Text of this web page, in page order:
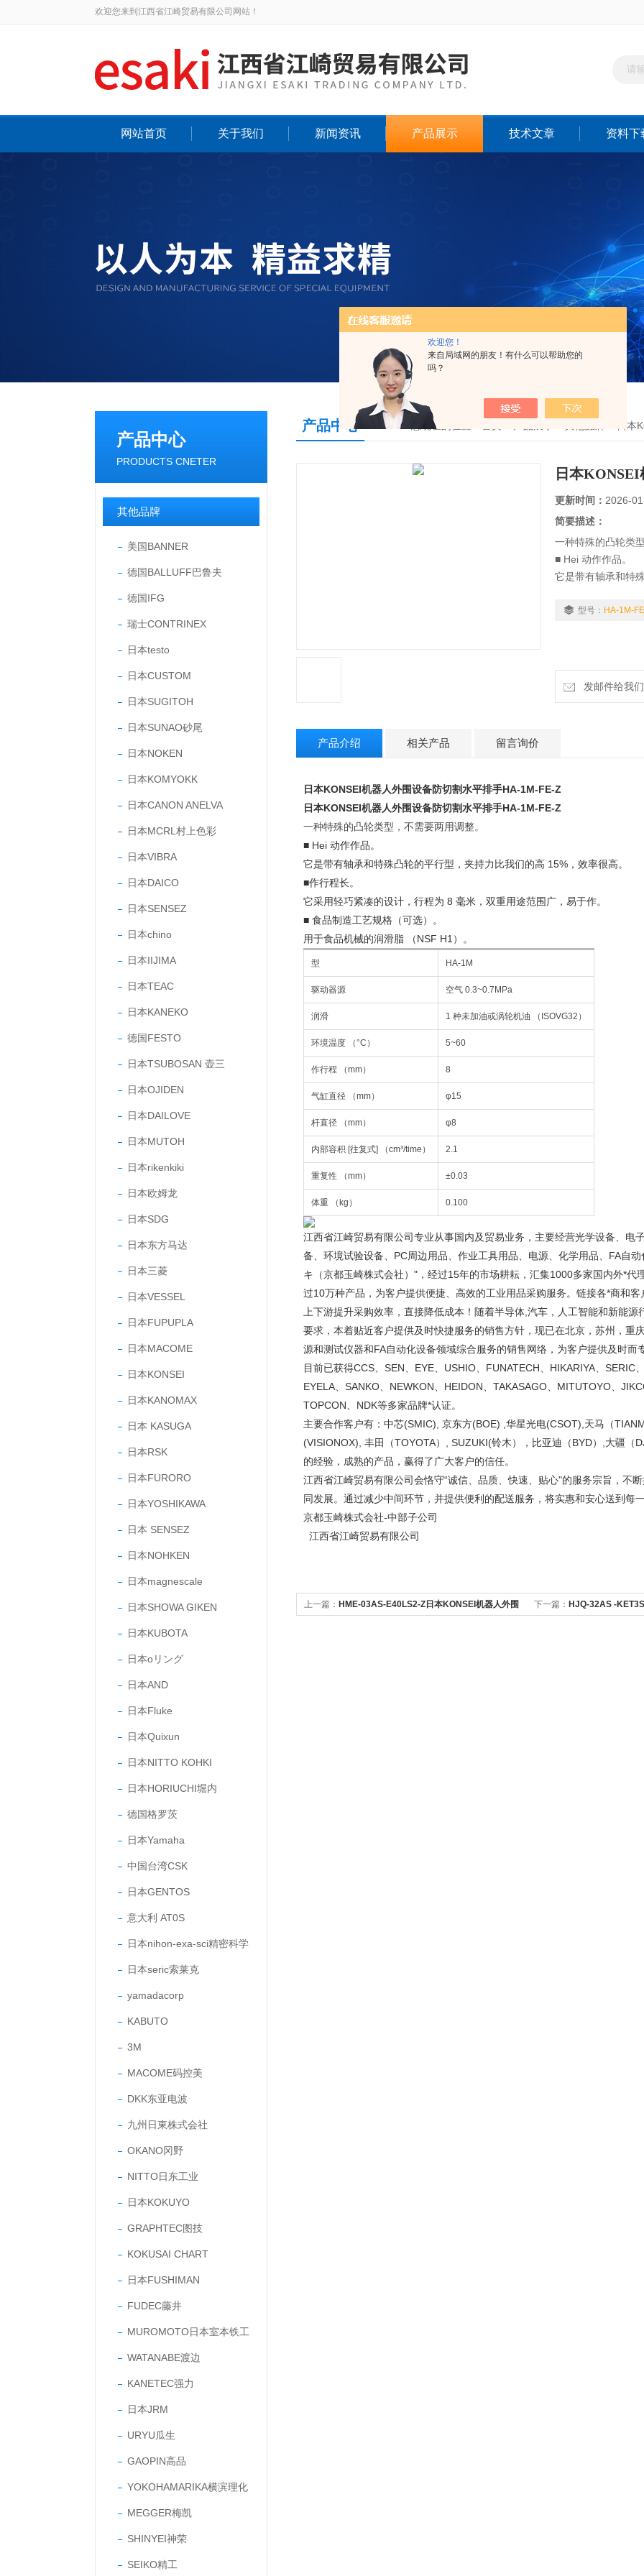
欢迎您！
来自局域网的朋友！有什么可以帮助您的
吗？
欢迎您来到江西省江崎贸易有限公司网站！
网站首页 关于我们 新闻资讯 产品展示 技术文章 资料下
产品中心
PRODUCTS CNETER
其他品牌
美国BANNER
德国BALLUFF巴鲁夫
德国IFG
瑞士CONTRINEX
日本testo
日本CUSTOM
日本SUGITOH
日本SUNAO砂尾
日本NOKEN
日本KOMYOKK
日本CANON ANELVA
日本MCRL村上色彩
日本VIBRA
日本DAICO
日本SENSEZ
日本chino
日本IIJIMA
日本TEAC
日本KANEKO
德国FESTO
日本TSUBOSAN 壶三
日本OJIDEN
日本DAILOVE
日本MUTOH
日本rikenkiki
日本欧姆龙
日本SDG
日本东方马达
日本三菱
日本VESSEL
日本FUPUPLA
日本MACOME
日本KONSEI
日本KANOMAX
日本 KASUGA
日本RSK
日本FURORO
日本YOSHIKAWA
日本 SENSEZ
日本NOHKEN
日本magnescale
日本SHOWA GIKEN
日本KUBOTA
日本oリング
日本AND
日本Fluke
日本Quixun
日本NITTO KOHKI
日本HORIUCHI堀内
德国格罗茨
日本Yamaha
中国台湾CSK
日本GENTOS
意大利 AT0S
日本nihon-exa-sci精密科学
日本seric索莱克
yamadacorp
KABUTO
3M
MACOME码控美
DKK东亚电波
九州日東株式会社
OKANO冈野
NITTO日东工业
日本KOKUYO
GRAPHTEC图技
KOKUSAI CHART
日本FUSHIMAN
FUDEC藤井
MUROMOTO日本室本铁工
WATANABE渡边
KANETEC强力
日本JRM
URYU瓜生
GAOPIN高品
YOKOHAMARIKA横滨理化
MEGGER梅凯
SHINYEI神荣
SEIKO精工
产品中心 您现在的位置： 日本
日本
更新时间： 2026-
简要描述：
一种特殊的凸轮类
■ Hei 动作作品。
它是带有轴承和特
日本KONSEI机器
型号： HA-1M-
发邮件给我
产品介绍 相关产品 留言询价
日本KONSEI机器人外围设备防切割水平排手HA-1M-FE-Z
日本KONSEI机器人外围设备防切割水平排手HA-1M-FE-Z
一种特殊的凸轮类型，不需要两用调整。
■ Hei 动作作品。
它是带有轴承和特殊凸轮的平行型，夹持力比我们的高 15%，效率很高。
■作行程长。
它采用轻巧紧凑的设计，行程为 8 毫米，双重用途范围广，易于作。
■ 食品制造工艺规格（可选）。
用于食品机械的润滑脂 （NSF H1）。
型 HA-1M
驱动器源 空气 0.3~0.7MPa
润滑 1 种未加油或涡轮机油 （ISOVG32）
环境温度 （°C） 5~60
作行程 （mm） 8
气缸直径 （mm） φ15
杆直径 （mm） φ8
内部容积 [往复式] （cm³/time） 2.1
重复性 （mm） ±0.03
体重 （kg） 0.100
江西省江崎贸易有限公司专业从事国内及贸易业务，主要经营光学设备、电
备、环境试验设备、PC周边用品、作业工具用品、电源、化学用品、FA自
キ（京都玉崎株式会社）"，经过15年的市场耕耘，汇集1000多家国内外*代
过10万种产品，为客户提供便捷、高效的工业用品采购服务。链接各*商和
上下游提升采购效率，直接降低成本！随着半导体,汽车，人工智能和新能
要求，本着贴近客户提供及时快捷服务的销售方针，现已在北京，苏州，重
源和测试仪器和FA自动化设备领域综合服务的销售网络，为客户提供及时而
目前已获得CCS、SEN、EYE、USHIO、FUNATECH、HIKARIYA、SERIC
EYELA、SANKO、NEWKON、HEIDON、TAKASAGO、MITUTOYO、
TOPCON、NDK等多家品牌*认证。
主要合作客户有：中芯(SMIC), 京东方(BOE) ,华星光电(CSOT),天马（
(VISIONOX), 丰田（TOYOTA）, SUZUKI(铃木），比亚迪（BYD）,大疆（
的经验，成熟的产品，赢得了广大客户的信任。
江西省江崎贸易有限公司会恪守“诚信、品质、快速、贴心"的服务宗旨，不
同发展。通过减少中间环节，并提供便利的配送服务，将实惠和安心送到每
京都玉崎株式会社-中部子公司
江西省江崎贸易有限公司
上一篇： HME-03AS-E40LS2-Z日本KONSEI机器人外围 下一篇： HJQ-32AS -